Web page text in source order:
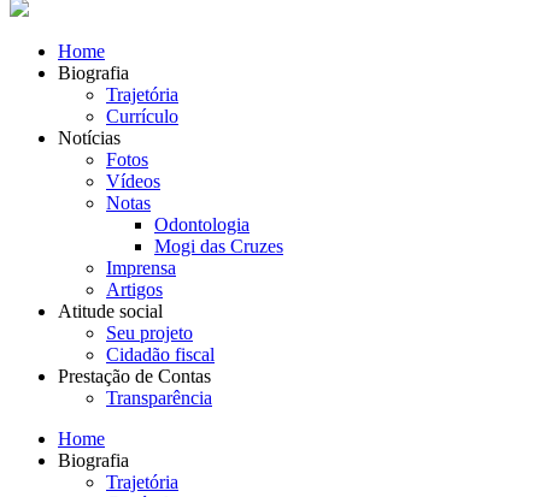
Home
Biografia
Trajetória
Currículo
Notícias
Fotos
Vídeos
Notas
Odontologia
Mogi das Cruzes
Imprensa
Artigos
Atitude social
Seu projeto
Cidadão fiscal
Prestação de Contas
Transparência
Home
Biografia
Trajetória